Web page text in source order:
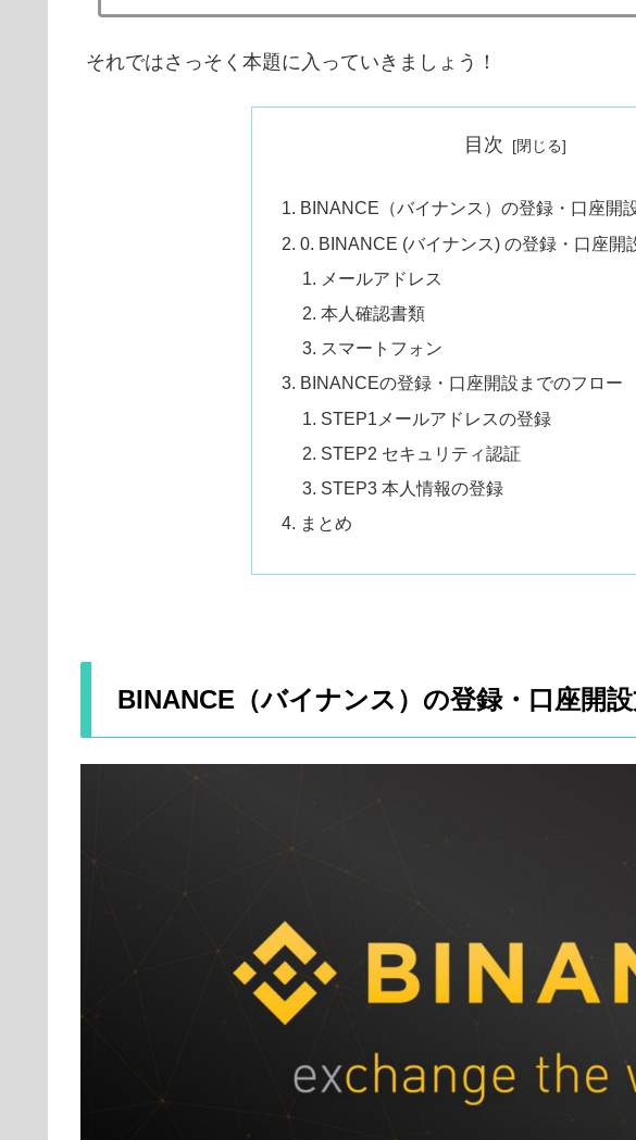
それではさっそく本題に入っていきましょう！
目次
BINANCE（バイナンス）の登録・口座開
0. BINANCE (バイナンス) の登録・口座開
メールアドレス
本人確認書類
スマートフォン
BINANCEの登録・口座開設までのフロー
STEP1メールアドレスの登録
STEP2 セキュリティ認証
STEP3 本人情報の登録
まとめ
BINANCE（バイナンス）の登録・口座開